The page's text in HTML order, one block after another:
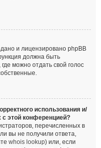
и лицензировано phpBB
должна быть
, где можно отдать свой голос
использования и/
этой конференцией?
перечисленных в
вы не получили ответа,
whois lookup) или, если